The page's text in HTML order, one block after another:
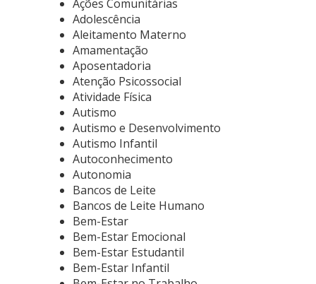
Ações Comunitárias
Adolescência
Aleitamento Materno
Amamentação
Aposentadoria
Atenção Psicossocial
Atividade Física
Autismo
Autismo e Desenvolvimento
Autismo Infantil
Autoconhecimento
Autonomia
Bancos de Leite
Bancos de Leite Humano
Bem-Estar
Bem-Estar Emocional
Bem-Estar Estudantil
Bem-Estar Infantil